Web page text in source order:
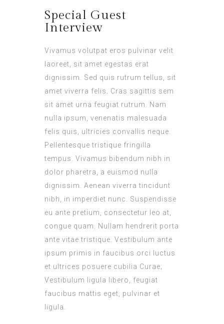
Special Guest
Interview
Vivamus volutpat eros pulvinar velit
laoreet, sit amet egestas erat
dignissim. Sed quis rutrum tellus, sit
amet viverra felis. Cras sagittis sem
sit amet urna feugiat rutrum. Nam
nulla ipsum, venenatis malesuada
felis quis, ultricies convallis neque.
Pellentesque tristique fringilla
tempus. Vivamus bibendum nibh in
dolor pharetra, a euismod nulla
dignissim. Aenean viverra tincidunt
nibh, in imperdiet nunc. Suspendisse
eu ante pretium, consectetur leo at,
congue quam. Nullam hendrerit porta
ante vitae tristique. Vestibulum ante
ipsum primis in faucibus orci luctus
et ultrices posuere cubilia Curae;
Vestibulum ligula libero, feugiat
faucibus mattis eget, pulvinar et
ligula.